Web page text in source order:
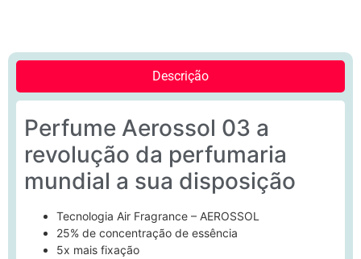
Descrição
Perfume Aerossol 03 a
revolução da perfumaria
mundial a sua disposição
Tecnologia Air Fragrance – AEROSSOL
25% de concentração de essência
5x mais fixação